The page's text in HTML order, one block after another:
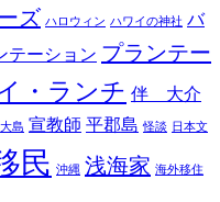
ズ ハロウィン ハワイの神社 バ
テーション プランテー
・ランチ 伴 大介
大島 宣教師 平郡島 怪談 日本文
民 沖縄 浅海家 海外移住